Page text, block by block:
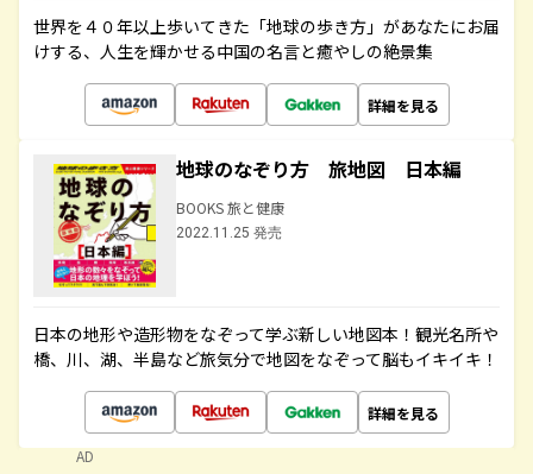
世界を４０年以上歩いてきた「地球の歩き方」があなたにお届
けする、人生を輝かせる中国の名言と癒やしの絶景集
詳細を見る
地球のなぞり方 旅地図 日本編
BOOKS 旅と健康
2022.11.25 発売
日本の地形や造形物をなぞって学ぶ新しい地図本！観光名所や
橋、川、湖、半島など旅気分で地図をなぞって脳もイキイキ！
詳細を見る
AD